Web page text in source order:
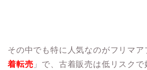
その中でも特に人気なのがフリマ
着転売 」で、古着販売は低リスク